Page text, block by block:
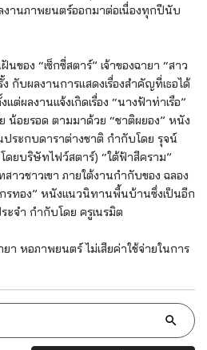
านภาพยนตร์ออกมาต่อเนื่องทุกปีนับ
ของ “เซ็กซี่สตาร์” เจ้าของฉายา “สาว
กับผลงานการแสดงเรื่องสำคัญที่เธอได้
ต่ผลงานแจ้งเกิดเรื่อง “นางฟ้าท่าเรือ”
น้อยรอด ตามมาด้วย “ชาติผยอง” หนัง
ประกบดาราต่างชาติ กำกับโดย รุจน์
ดยบริษัทไฟว์สตาร์) “ใต้ฟ้าสีคราม”
วชาวเขา ภายใต้งานกำกับของ ฉลอง
รทอง” หนังแนวนิทานพื้นบ้านซึ่งเป็นอีก
จำ กำกับโดย ครูเนรมิต
า หอภาพยนตร์ ไม่เสียค่าใช้จ่ายในการ